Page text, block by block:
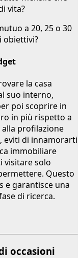
vita?
a 20, 25 o 30
obiettivi?
la casa
suo interno,
poi scoprire in
in più rispetto a
profilazione
, eviti di innamorarti
immobiliare
visitare solo
Questo
e garantisce una
di ricerca.
occasioni